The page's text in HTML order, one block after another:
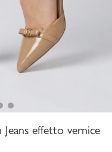
effetto vernice